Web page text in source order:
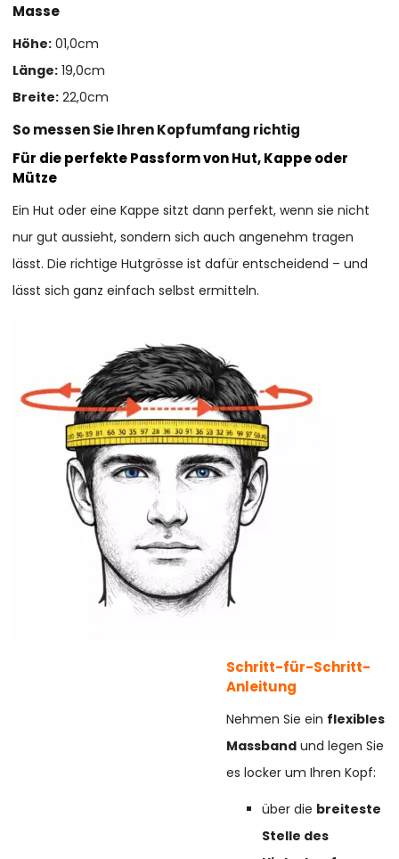
Masse
Höhe: 01,0cm
Länge: 19,0cm
Breite: 22,0cm
So messen Sie Ihren Kopfumfang richtig
Für die perfekte Passform von Hut, Kappe oder
Mütze
Ein Hut oder eine Kappe sitzt dann perfekt, wenn sie nicht
nur gut aussieht, sondern sich auch angenehm tragen
lässt. Die richtige Hutgrösse ist dafür entscheidend – und
lässt sich ganz einfach selbst ermitteln.
Schritt-für-Schritt-
Anleitung
Nehmen Sie ein flexibles
Massband und legen Sie
es locker um Ihren Kopf:
über die breiteste
Stelle des